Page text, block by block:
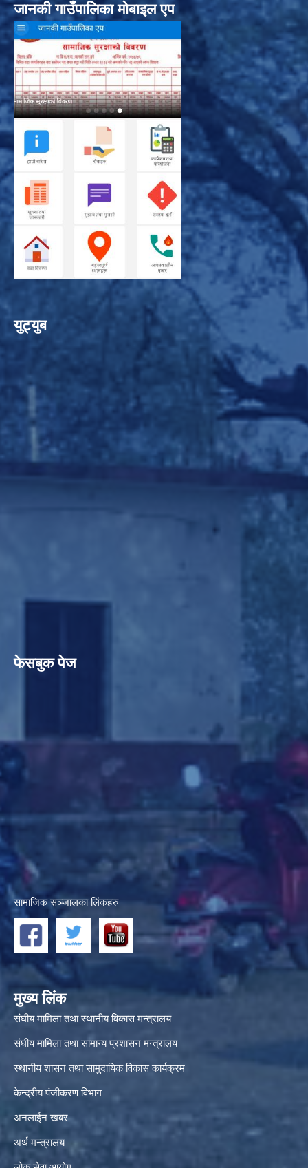
जानकी गाउँपालिका मोबाइल एप
युट्युब
फेसबुक पेज
सामाजिक सञ्जालका लिंकहरु
मुख्य लिंक
संघीय मामिला तथा स्थानीय विकास मन्त्रालय
संघीय मामिला तथा सामान्य प्रशासन मन्त्रालय
स्थानीय शासन तथा सामुदायिक विकास कार्यक्रम
केन्द्रीय पंजीकरण विभाग
अनलाईन खबर
अर्थ मन्त्रालय